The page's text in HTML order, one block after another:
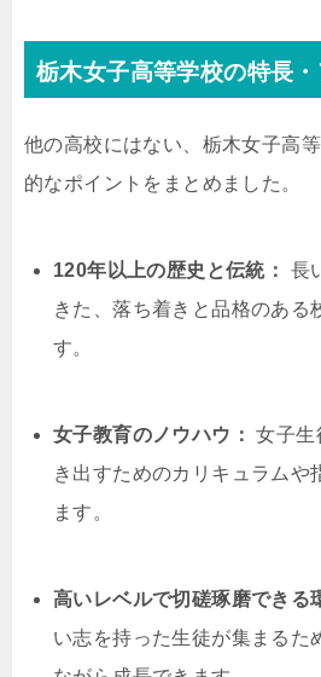
栃木女子高等学校の特長
他の高校にはない、栃木女子高
的なポイントをまとめました。
120年以上の歴史と伝統：
長
きた、落ち着きと品格のある
す。
女子教育のノウハウ： 女子生
き出すためのカリキュラムや
ます。
高いレベルで切磋琢磨できる
い志を持った生徒が集まるた